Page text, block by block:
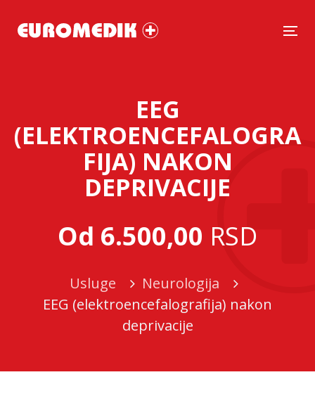
EEG
(ELEKTROENCEFALOGRA
FIJA) NAKON
DEPRIVACIJE
Od 6.500,00 RSD
Usluge
Neurologija
EEG (elektroencefalografija) nakon
deprivacije